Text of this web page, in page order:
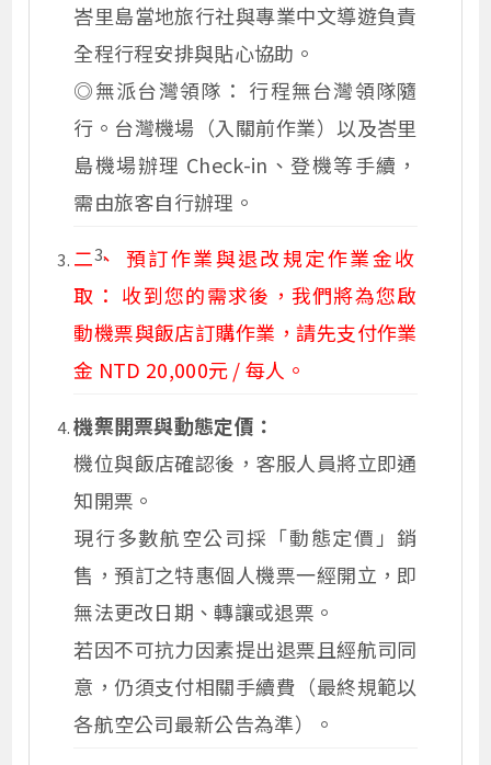
峇里島當地旅行社與專業中文導遊負責
全程行程安排與貼心協助。
◎無派台灣領隊： 行程無台灣領隊隨
行。台灣機場（入關前作業）以及峇里
島機場辦理 Check-in、登機等手續，
需由旅客自行辦理。
二、 預訂作業與退改規定作業金收
取： 收到您的需求後，我們將為您啟
動機票與飯店訂購作業，請先支付作業
金 NTD 20,000元 / 每人。
機票開票與動態定價：
機位與飯店確認後，客服人員將立即通
知開票。
現行多數航空公司採「動態定價」銷
售，預訂之特惠個人機票一經開立，即
無法更改日期、轉讓或退票。
若因不可抗力因素提出退票且經航司同
意，仍須支付相關手續費（最終規範以
各航空公司最新公告為準）。